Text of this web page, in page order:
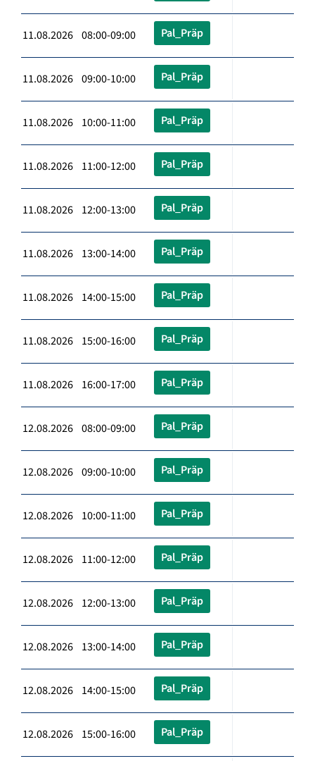
11.08.2026 08:00-09:00 Pal_Präp
11.08.2026 09:00-10:00 Pal_Präp
11.08.2026 10:00-11:00 Pal_Präp
11.08.2026 11:00-12:00 Pal_Präp
11.08.2026 12:00-13:00 Pal_Präp
11.08.2026 13:00-14:00 Pal_Präp
11.08.2026 14:00-15:00 Pal_Präp
11.08.2026 15:00-16:00 Pal_Präp
11.08.2026 16:00-17:00 Pal_Präp
12.08.2026 08:00-09:00 Pal_Präp
12.08.2026 09:00-10:00 Pal_Präp
12.08.2026 10:00-11:00 Pal_Präp
12.08.2026 11:00-12:00 Pal_Präp
12.08.2026 12:00-13:00 Pal_Präp
12.08.2026 13:00-14:00 Pal_Präp
12.08.2026 14:00-15:00 Pal_Präp
12.08.2026 15:00-16:00 Pal_Präp